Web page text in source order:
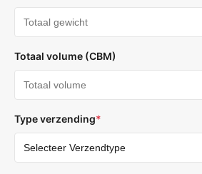
Totaal volume (CBM)
Type verzending*